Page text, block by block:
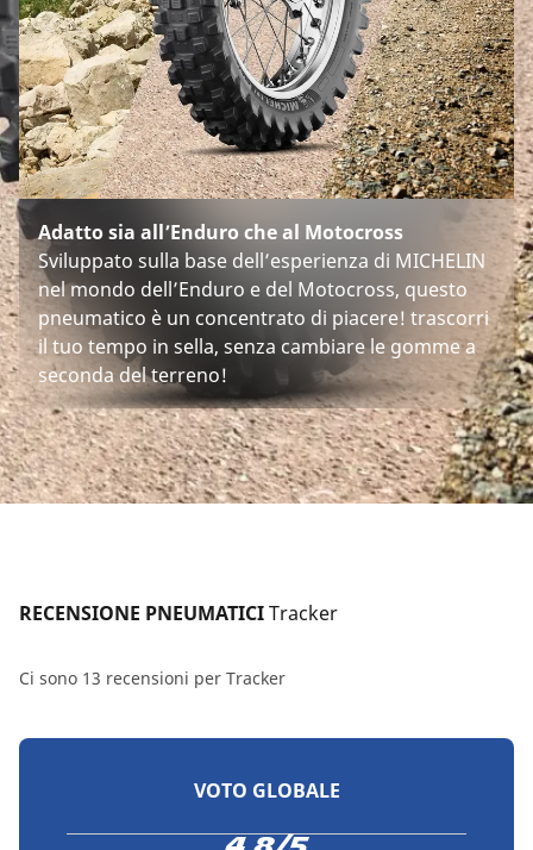
Adatto sia all’Enduro che al Motocross
Sviluppato sulla base dell’esperienza di MICHELIN
nel mondo dell’Enduro e del Motocross, questo
pneumatico è un concentrato di piacere! trascorri
il tuo tempo in sella, senza cambiare le gomme a
seconda del terreno!
RECENSIONE PNEUMATICI Tracker
Ci sono 13 recensioni per Tracker
VOTO GLOBALE